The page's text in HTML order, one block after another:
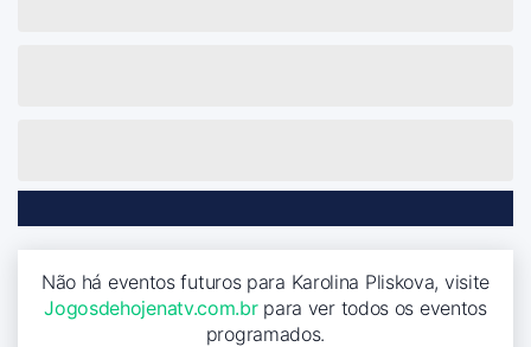
Não há eventos futuros para Karolina Pliskova, visite
Jogosdehojenatv.com.brpara ver todos os eventos
programados.